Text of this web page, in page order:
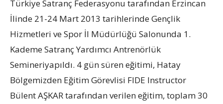
Türkiye Satranç Federasyonu tarafından Erzincan
İlinde 21-24 Mart 2013 tarihlerinde Gençlik
Hizmetleri ve Spor İl Müdürlüğü Salonunda 1.
Kademe Satranç Yardımcı Antrenörlük
Semineriyapıldı. 4 gün süren eğitimi, Hatay
Bölgemizden Eğitim Görevlisi FIDE Instructor
Bülent AŞKAR tarafından verilen eğitim, toplam 30